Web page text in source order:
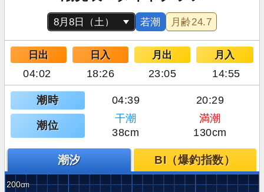
若潮 月齢24.7
日出 日入 月出 月入
04:02 18:26 23:05 14:55
潮時 04:39 20:29
潮位
干潮
満潮
38cm
130cm
潮汐 BI（爆釣指数）
200